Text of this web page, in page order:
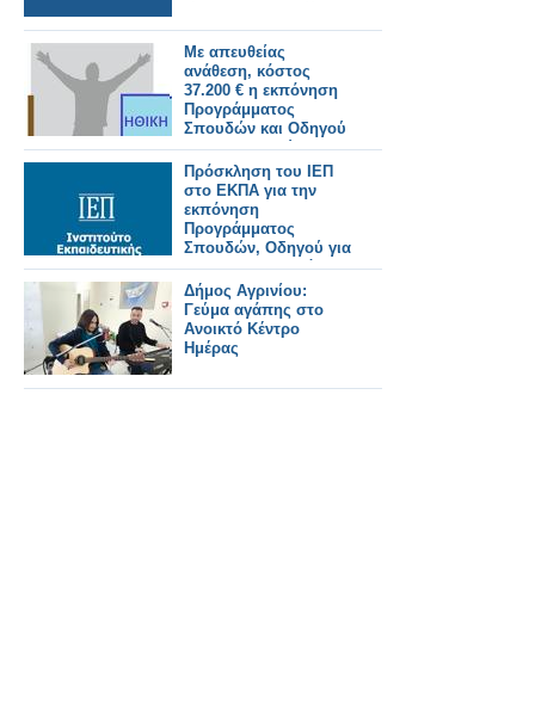
Με απευθείας
ανάθεση, κόστος
37.200 € η εκπόνηση
Προγράμματος
Σπουδών και Οδηγού
Εκπαιδευτικού του
μαθήματος Ηθικής
Πρόσκληση του ΙΕΠ
στο ΕΚΠΑ για την
εκπόνηση
Προγράμματος
Σπουδών, Οδηγού για
τον Εκπαιδευτικό,
καθώς και
προδιαγραφών
διδακτικού πακέτου
για το μάθημα της
Ηθικής
Δήμος Αγρινίου:
Γεύμα αγάπης στο
Ανοικτό Κέντρο
Ημέρας